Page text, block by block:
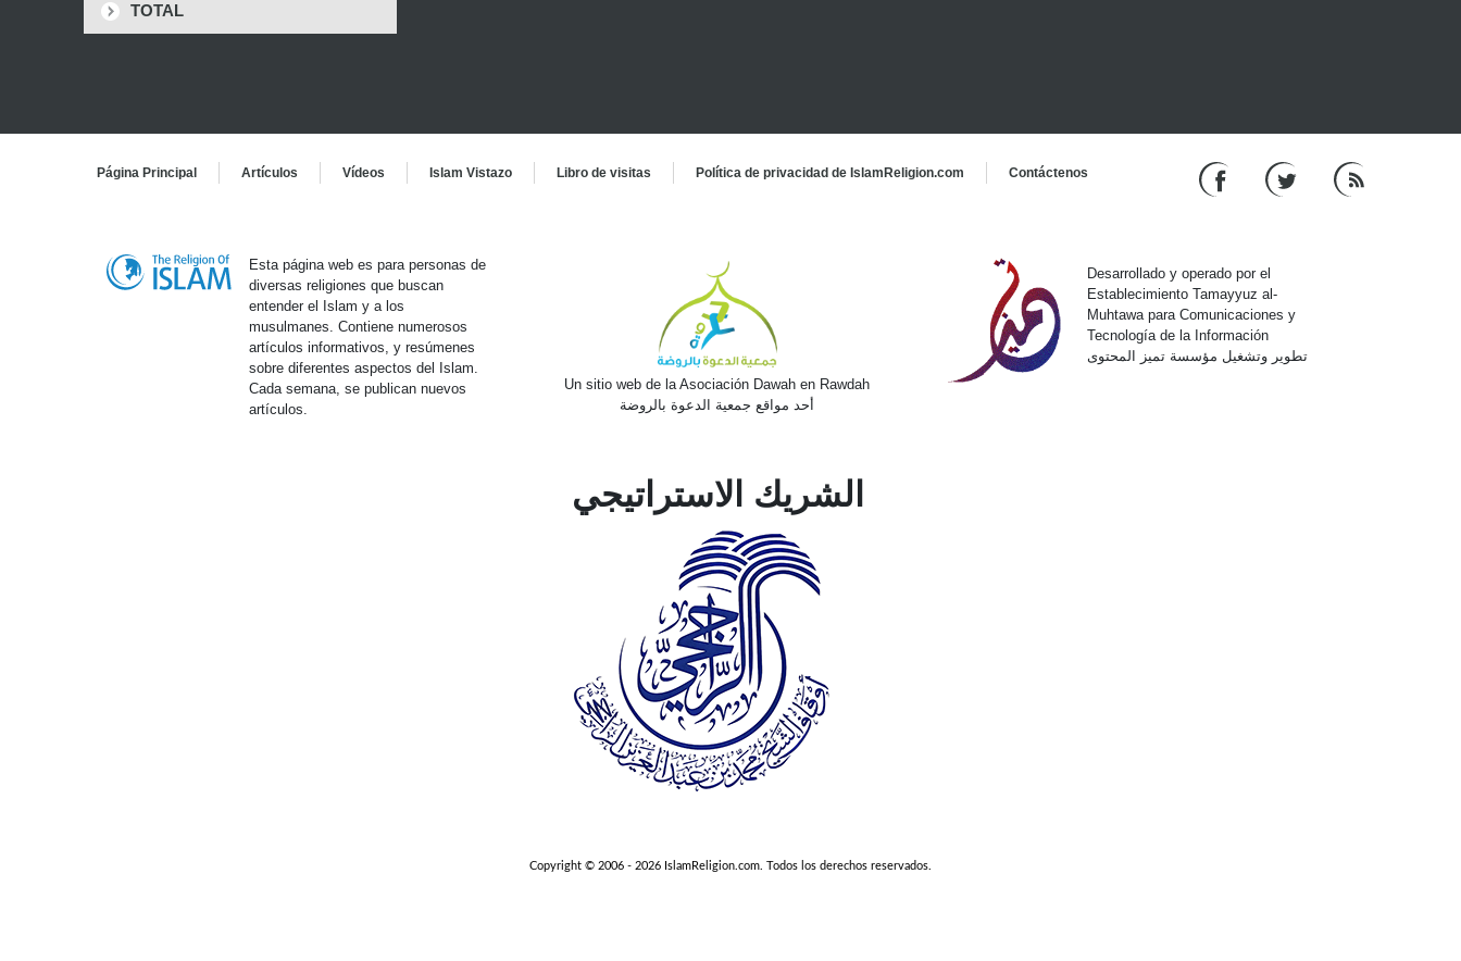
TOTAL
Página Principal Artículos Vídeos Islam Vistazo Libro de visitas Política de privacidad de IslamReligion.com Contáctenos
Esta página web es para personas de
diversas religiones que buscan
entender el Islam y a los
musulmanes. Contiene numerosos
artículos informativos, y resúmenes
sobre diferentes aspectos del Islam.
Cada semana, se publican nuevos
artículos.
Un sitio web de la Asociación Dawah en Rawdah
أحد مواقع جمعية الدعوة بالروضة
Desarrollado y operado por el
Establecimiento Tamayyuz al-
Muhtawa para Comunicaciones y
Tecnología de la Información
تطوير وتشغيل مؤسسة تميز المحتوى
الشريك الاستراتيجي
Copyright © 2006 - 2026 IslamReligion.com. Todos los derechos reservados.